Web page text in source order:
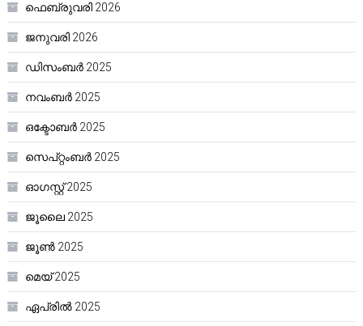
ഫെബ്രുവരി 2026
ജനുവരി 2026
ഡിസംബർ 2025
നവംബർ 2025
ഒക്ടോബർ 2025
സെപ്റ്റംബർ 2025
ഓഗസ്റ്റ്‌ 2025
ജൂലൈ 2025
ജൂൺ 2025
മെയ്‌ 2025
ഏപ്രിൽ 2025